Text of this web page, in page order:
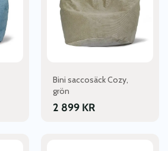
Bini saccosäck Cozy,
grön
2 899 KR